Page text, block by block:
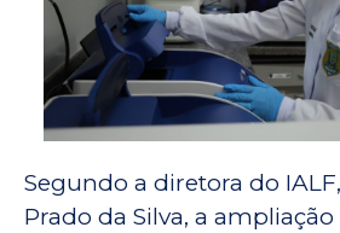
Segundo a diretora do
Prado da Silva, a ampliação